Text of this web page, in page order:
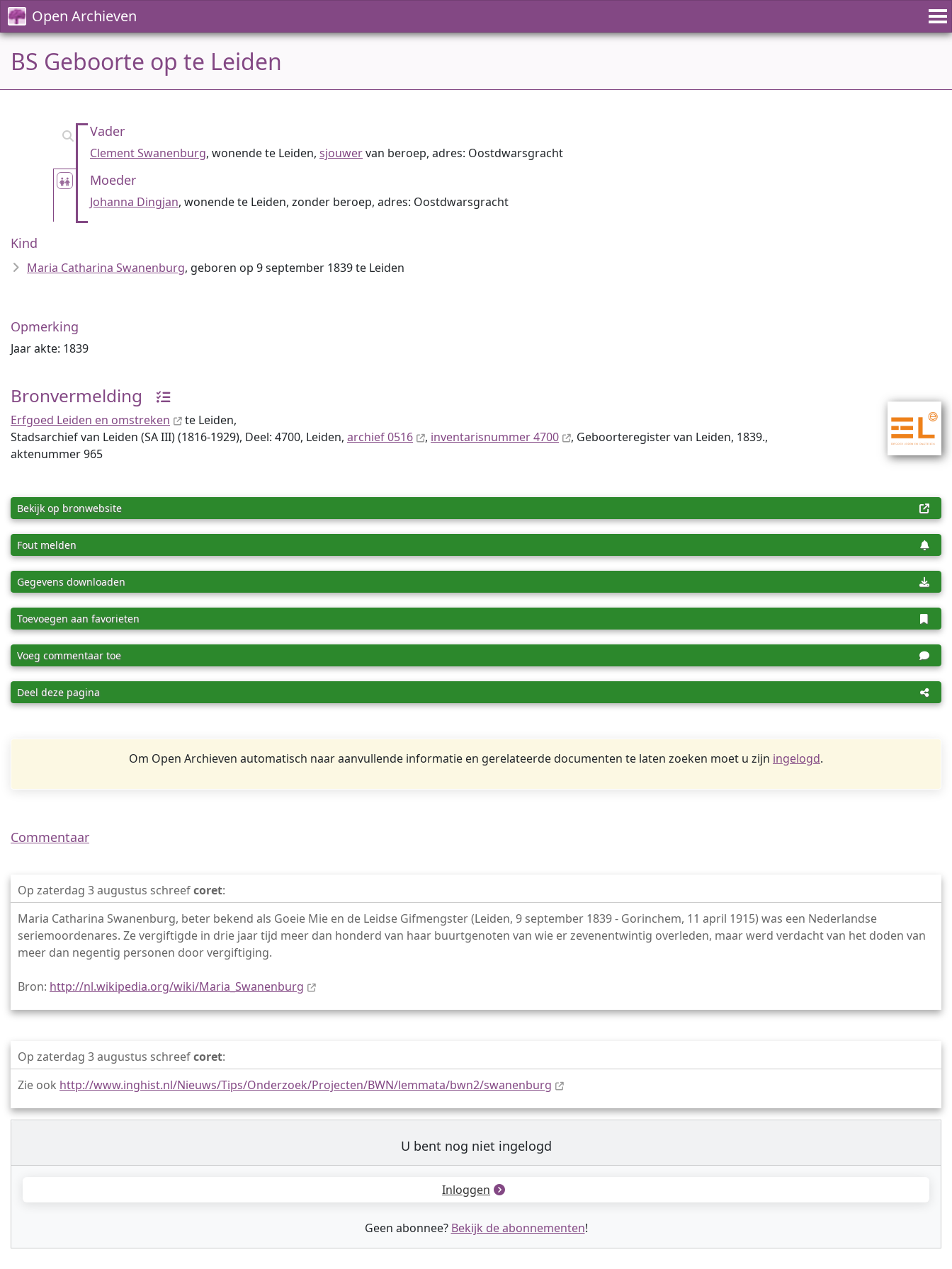
Open Archieven
BS Geboorte op te Leiden
Vader
Clement Swanenburg, wonende te Leiden, sjouwervan beroep, adres: Oostdwarsgracht
Moeder
Johanna Dingjan, wonende te Leiden, zonder beroep, adres: Oostdwarsgracht
Kind
Maria Catharina Swanenburg, geboren op 9 september 1839 te Leiden
Opmerking
Jaar akte: 1839
Bronvermelding
Erfgoed Leiden en omstreken
te Leiden,
Stadsarchief van Leiden (SA III) (1816-1929), Deel: 4700, Leiden, archief 0516 , inventaris­num­mer 4700
, Geboorteregister van Leiden, 1839.,
aktenummer 965
Bekijk op bronwebsite
Fout melden
Gegevens downloaden
Toevoegen aan favorieten
Voeg commentaar toe
Deel deze pagina
Om Open Archieven automatisch naar aanvullende informatie en gerelateerde documenten te laten zoeken moet u zijn ingelogd.
Commentaar
Op zaterdag 3 augustus schreefcoret:
Maria Catharina Swanenburg, beter bekend als Goeie Mie en de Leidse Gifmengster (Leiden, 9 september 1839 - Gorinchem, 11 april 1915) was een Nederlandse
seriemoordenares. Ze vergiftigde in drie jaar tijd meer dan honderd van haar buurtgenoten van wie er zevenentwintig overleden, maar werd verdacht van het doden van
meer dan negentig personen door vergiftiging.
Bron: http://nl.wikipedia.org/wiki/Maria_Swanenburg
Op zaterdag 3 augustus schreefcoret:
Zie ook http://www.inghist.nl/Nieuws/Tips/Onderzoek/Projecten/BWN/lemmata/bwn2/swanenburg
U bent nog niet ingelogd
Inloggen
Geen abonnee? Bekijk de abonnementen!